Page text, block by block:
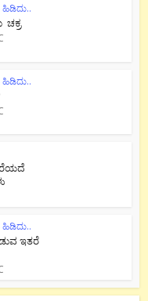
ಹಿಡಿದು..
ಹಿಡಿದು..
ಹಿಡಿದು..
ಇತರೆ